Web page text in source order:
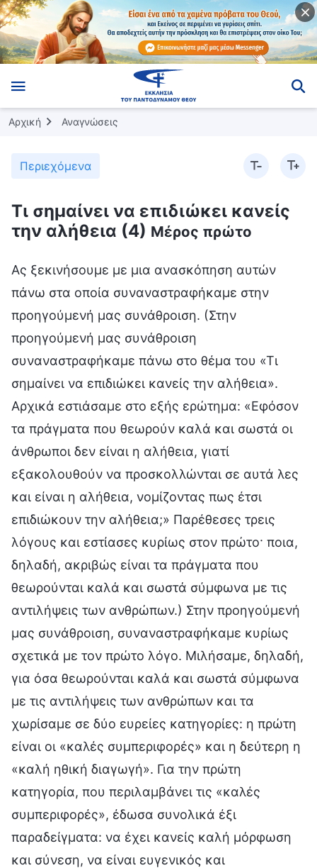
Αρχική Αναγνώσεις
Περιεχόμενα
Τι σημαίνει να επιδιώκει κανείς
την αλήθεια (4) Μέρος πρώτο
Ας ξεκινήσουμε με μια ανασκόπηση αυτών
πάνω στα οποία συναναστραφήκαμε στην
προηγούμενή μας συνάθροιση. (Στην
προηγούμενή μας συνάθροιση
συναναστραφήκαμε πάνω στο θέμα του «Τι
σημαίνει να επιδιώκει κανείς την αλήθεια».
Αρχικά εστιάσαμε στο εξής ερώτημα: «Εφόσον
τα πράγματα που θεωρούν καλά και σωστά οι
άνθρωποι δεν είναι η αλήθεια, γιατί
εξακολουθούν να προσκολλώνται σε αυτά λες
και είναι η αλήθεια, νομίζοντας πως έτσι
επιδιώκουν την αλήθεια;» Παρέθεσες τρεις
λόγους και εστίασες κυρίως στον πρώτο· ποια,
δηλαδή, ακριβώς είναι τα πράγματα που
θεωρούνται καλά και σωστά σύμφωνα με τις
αντιλήψεις των ανθρώπων.) Στην προηγούμενή
μας συνάθροιση, συναναστραφήκαμε κυρίως
σχετικά με τον πρώτο λόγο. Μιλήσαμε, δηλαδή,
για όσα θεωρούνται καλά και σωστά σύμφωνα
με τις αντιλήψεις των ανθρώπων και τα
χωρίσαμε σε δύο ευρείες κατηγορίες: η πρώτη
είναι οι «καλές συμπεριφορές» και η δεύτερη η
«καλή ηθική διαγωγή». Για την πρώτη
κατηγορία, που περιλαμβάνει τις «καλές
συμπεριφορές», έδωσα συνολικά έξι
παραδείγματα: να έχει κανείς καλή μόρφωση
και σύνεση, να είναι ευγενικός και